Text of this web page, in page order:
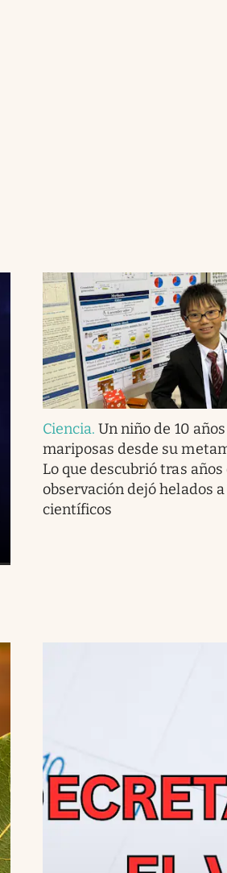
Ciencia.Un niño de 10
mariposas desde su
Lo que descubrió tras años
observación dejó helados a
científicos